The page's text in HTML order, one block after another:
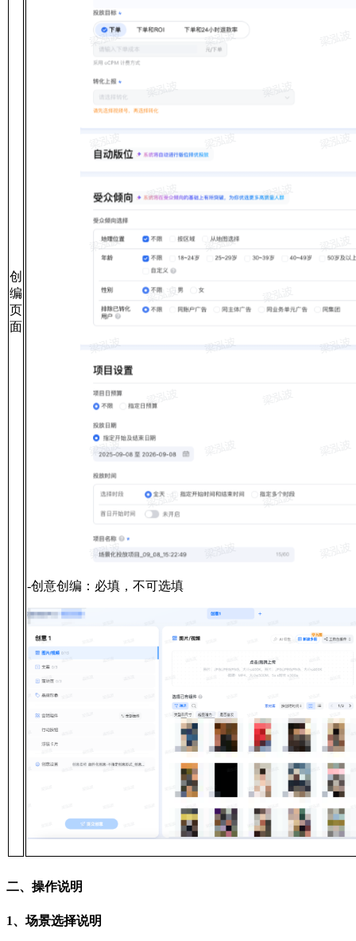
创
编
页
面
-创意创编：必填，不可选填
二、操作说明
1、场景选择说明